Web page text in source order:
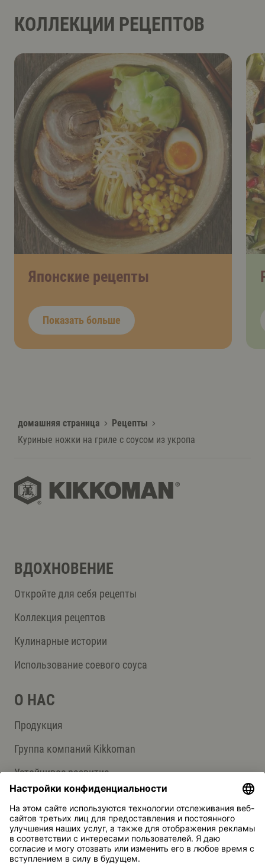
КОЛЛЕКЦИИ РЕЦЕПТОВ
Японские рецепты
Показать больше
домашняя страница
Рецепты
Куриные ножки на гриле с соусом из укропа
ВДОХНОВЕНИЕ
Откройте для себя рецепты
Коллекция рецептов
Кулинарные истории
Использование соевого соуса
О НАС
Продукция
Группа компаний Kikkoman
Устойчивое развитие
СЛУЖБА ПОДДЕРЖКИ
Ответы на вопросы
Контакты